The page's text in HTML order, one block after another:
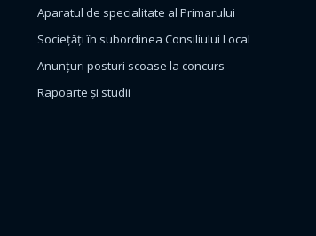
Aparatul de specialitate al Primarului
Sociețăți în subordinea Consiliului Local
Anunțuri posturi scoase la concurs
Rapoarte și studii